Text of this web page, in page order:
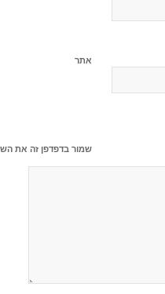
אתר
שמור בדפדפן זה את